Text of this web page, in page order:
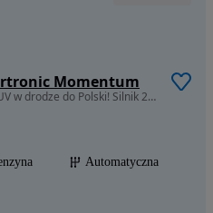
Momentum
1969 cm3 • 310 KM • Popularny SUV w drodze do Polski! Silnik 2.0 T6.
Automatyczna